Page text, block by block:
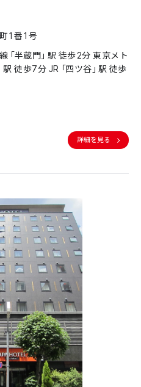
1番1号
「半蔵門」駅 徒歩2分 東京メト
駅 徒歩7分 JR「四ツ谷」駅 徒歩
詳細を見る